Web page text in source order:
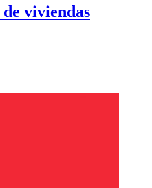
viviendas